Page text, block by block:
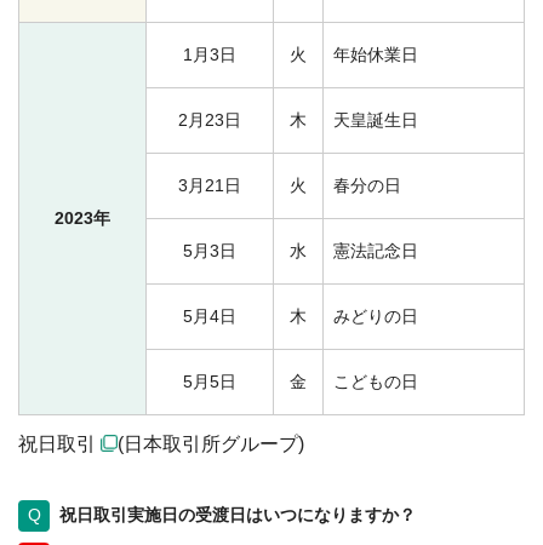
2023年
1月3日 火 年始休業日
2月23日 木 天皇誕生日
3月21日 火 春分の日
5月3日 水 憲法記念日
5月4日 木 みどりの日
5月5日 金 こどもの日
祝日取引 (日本取引所グループ)
祝日取引実施日の受渡日はいつになりますか？